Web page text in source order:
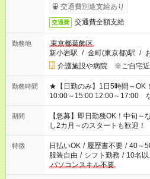
交通費別途支給あり
交通費 交通費全額支給
勤務地
東京都葛飾区
新小岩駅 / 金町(東京都)駅 /
介護施設や病院 ※ご自宅近
勤務時間
★【日勤のみ】1日5時間～OK！ ≪シフト例≫ 9:00～14:00
10:00～15:00 12:00～17:00
期間
【急募】即日勤務OK！中旬
し2カ月～のスタートも歓迎！
特徴 日払いOK / 履歴書不要 / 40～
服装自由 / シフト勤務 / 10名
パソコンスキル不要